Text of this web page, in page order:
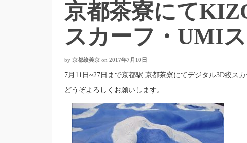
京都茶寮にて
スカーフ・UMI
by 京都絞美京 on 2017年7月10日
7月11日~27日まで京都駅 京都茶寮にてデジタル3D絞ス
どうぞよろしくお願いします。